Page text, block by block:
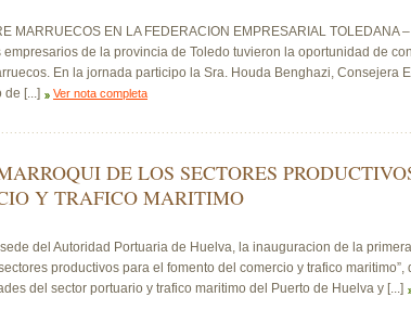
MARRUECOS EN LA FEDERACION EMPRESARIAL TOLEDANA –
de la provincia de Toledo tuvieron la oportunidad de
En la jornada participo la Sra. Houda Benghazi, Consejera
[...]
Ver nota completa
DE LOS SECTORES
Y TRAFICO MARITIMO
del Autoridad Portuaria de Huelva, la inauguracion de la primera
productivos para el fomento del comercio y trafico maritimo”,
del sector portuario y trafico maritimo del Puerto de Huelva y [...]